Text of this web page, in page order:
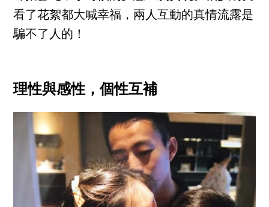
看了花絮都大喊幸福，兩人互動的真情流露是
騙不了人的！
理性與感性，個性互補